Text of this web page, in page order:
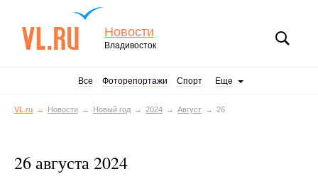
Новости
Владивосток
Все Фоторепортажи Спорт Еще
VL.ru Новости Новый год 2024 Август 26
26 августа 2024